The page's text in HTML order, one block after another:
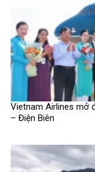
Vietnam Airlines mở
– Điện Biên